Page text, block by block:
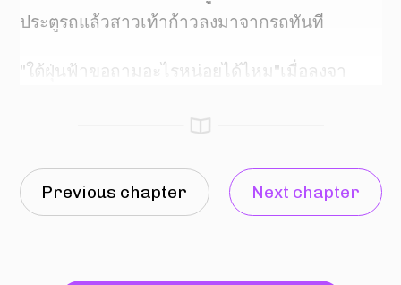
ประตูรถแล้วสาวเท้าก้าวลงมาจากรถทันที
"ใต้ฝุ่นฟ้าขอถามอะไรหน่อยได้ไหม"เมื่อลงจา
Previous chapter Next chapter